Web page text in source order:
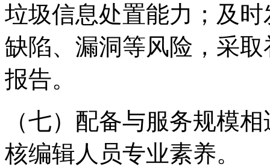
垃圾信息处置能力；及
缺陷、漏洞等风险，采
报告。
（七）配备与服务规模
核编辑人员专业素养。